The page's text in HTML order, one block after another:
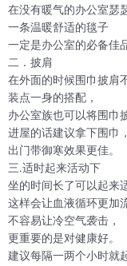
在没有暖气的办公室瑟
一条温暖舒适的毯子
一定是办公室的必备佳
二．披肩
在外面的时候围巾披肩
装点一身的搭配，
办公室族也可以将围巾
进屋的话建议拿下围巾，
出门带御寒效果更佳。
三.适时起来活动下
坐的时间长了可以起来
这样会让血液循环更加
不容易让冷空气袭击，
更重要的是对健康好。
建议每隔一两个小时就